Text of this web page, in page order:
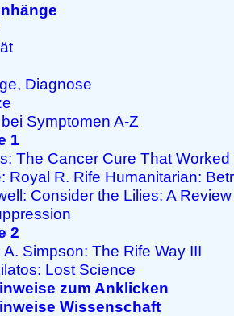
Diagnose
Symptomen A-Z
1
The Cancer Cure That Worked
Royal R. Rife Humanitarian:
Consider the Lilies: A
2
Simpson: The Rife Way III
Lost Science
zum Anklicken
Wissenschaft